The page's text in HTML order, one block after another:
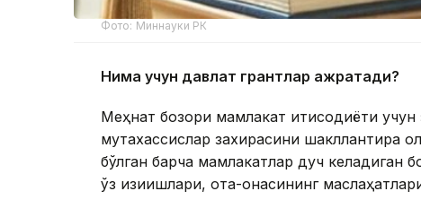
Фото: Миннауки РК
Нима учун давлат грантлар ажратади?
Меҳнат бозори мамлакат иқтисодиёти
мутахассислар захирасини шакллантира
бўлган барча мамлакатлар дуч келадиган
ўз қизиқишлари, ота-онасининг